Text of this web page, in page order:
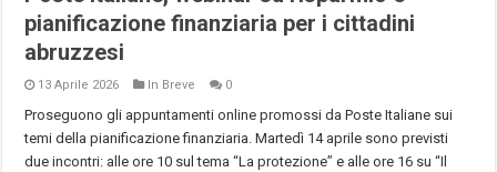
pianificazione finanziaria per i cittadini
abruzzesi
13 Aprile 2026 In Breve 0
Proseguono gli appuntamenti online promossi da Poste Italiane sui
temi della pianificazione finanziaria. Martedì 14 aprile sono previsti
due incontri: alle ore 10 sul tema “La protezione” e alle ore 16 su “Il